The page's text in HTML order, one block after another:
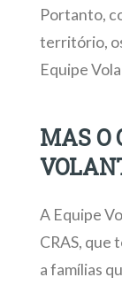
Portanto,
território,
Equipe
MAS O
A Equipe
CRAS, que
a famílias